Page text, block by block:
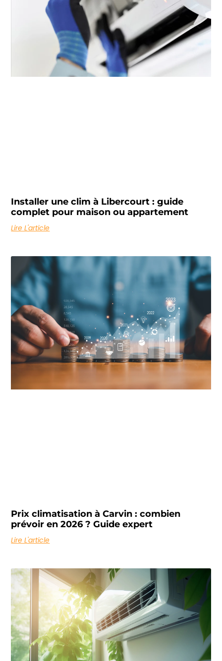
Installer une clim à Libercourt : guide
complet pour maison ou appartement
Lire L'article
Prix climatisation à Carvin : combien
prévoir en 2026 ? Guide expert
Lire L'article